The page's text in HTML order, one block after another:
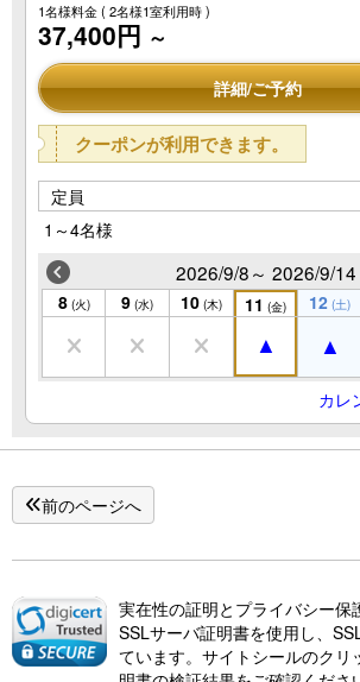
1名様料金( 2名様1室利用時 )
37,400円 ～
詳細/ご予約
クーポンが利用できます。
定員
1～4名様
2026/9/8～ 2026/9/14
8 (火) 9 (水) 10 (木) 11 (金) 12 (土)
カレ
前のページへ
実在性の証明とプライバシー保
SSLサーバ証明書を使用し、
ています。サイトシールのクリ